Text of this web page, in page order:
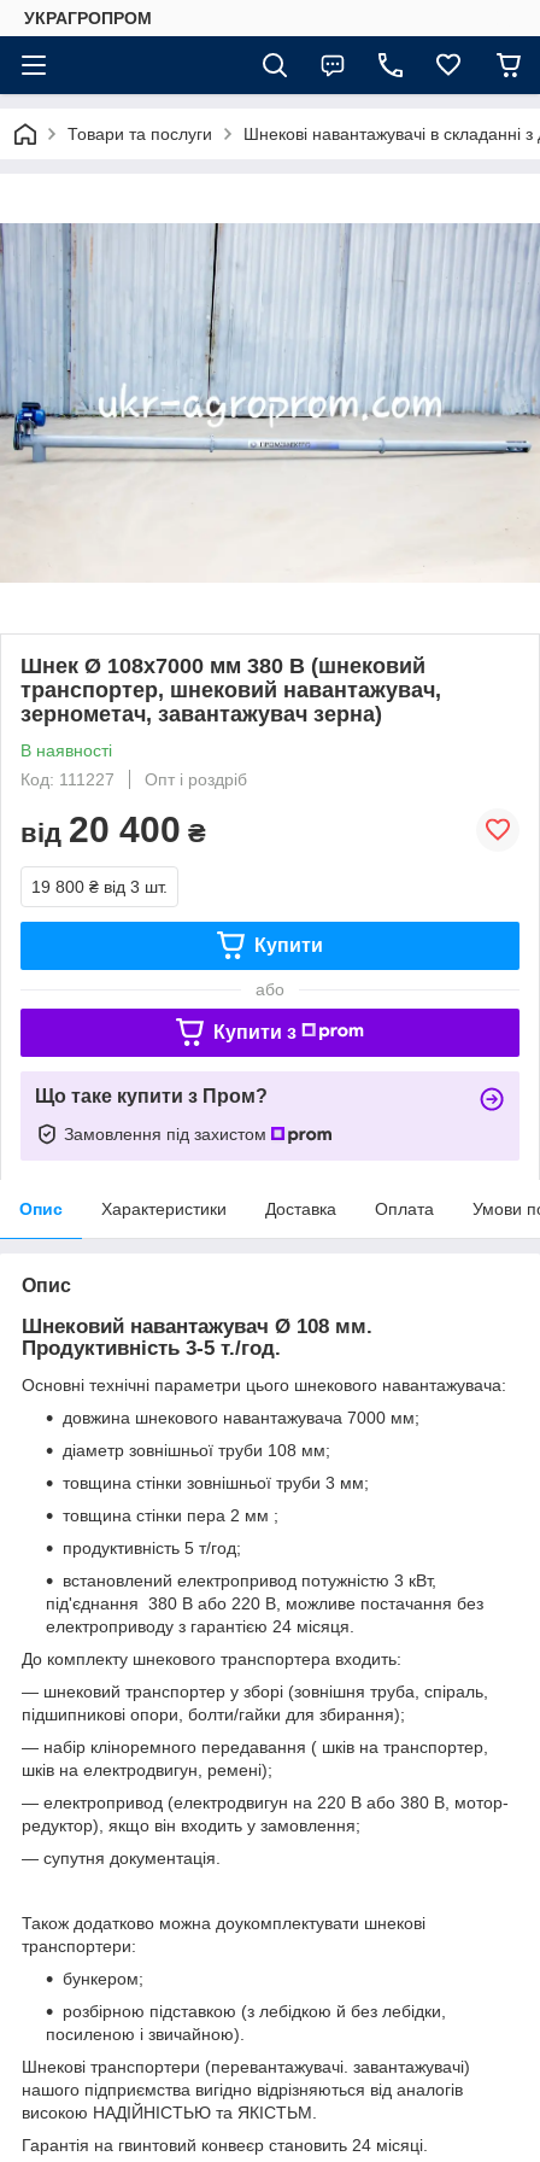
УКРАГРОПРОМ
Товари та послуги Шнекові навантажувачі в складанні
Шнек Ø 108х7000 мм 380 В (шнековий
транспортер, шнековий навантажувач,
зернометач, завантажувач зерна)
В наявності
Код: 111227
Опт і роздріб
від 20 400 ₴
19 800 ₴ від 3 шт.
Купити
або
Купити з
Що таке купити з Пром?
Замовлення під захистом
Опис Характеристики Доставка Оплата Умови
Опис
Шнековий навантажувач Ø 108 мм.
Продуктивність 3-5 т./год.
Основні технічні параметри цього шнекового навантажувача:
довжина шнекового навантажувача 7000 мм;
діаметр зовнішньої труби 108 мм;
товщина стінки зовнішньої труби 3 мм;
товщина стінки пера 2 мм ;
продуктивність 5 т/год;
встановлений електропривод потужністю 3 кВт,
під'єднання 380 В або 220 В, можливе постачання без
електроприводу з гарантією 24 місяця.
До комплекту шнекового транспортера входить:
— шнековий транспортер у зборі (зовнішня труба, спіраль,
підшипникові опори, болти/гайки для збирання);
— набір кліноремного передавання ( шків на транспортер,
шків на електродвигун, ремені);
— електропривод (електродвигун на 220 В або 380 В, мотор-
редуктор), якщо він входить у замовлення;
— супутня документація.
Також додатково можна доукомплектувати шнекові
транспортери:
бункером;
розбірною підставкою (з лебідкою й без лебідки,
посиленою і звичайною).
Шнекові транспортери (перевантажувачі. завантажувачі)
нашого підприємства вигідно відрізняються від аналогів
високою НАДІЙНІСТЬЮ та ЯКІСТЬМ.
Гарантія на гвинтовий конвеєр становить 24 місяці.